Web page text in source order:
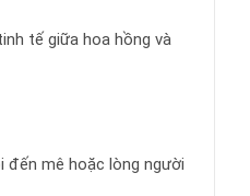
tế giữa hoa hồng và
đến mê hoặc lòng người